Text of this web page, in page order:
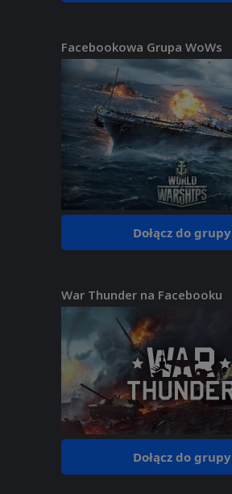
Facebookowa Grupa WoWs
Dołącz do grupy
War Thunder na Facebooku
Dołącz do grupy